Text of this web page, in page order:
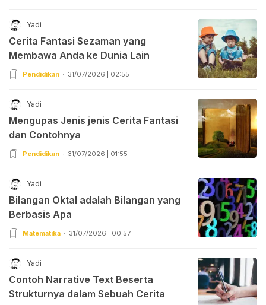
Yadi
Cerita Fantasi Sezaman yang
Membawa Anda ke Dunia Lain
Pendidikan 31/07/2026 | 02:55
Yadi
Mengupas Jenis jenis Cerita Fantasi
dan Contohnya
Pendidikan 31/07/2026 | 01:55
Yadi
Bilangan Oktal adalah Bilangan yang
Berbasis Apa
Matematika 31/07/2026 | 00:57
Yadi
Contoh Narrative Text Beserta
Strukturnya dalam Sebuah Cerita